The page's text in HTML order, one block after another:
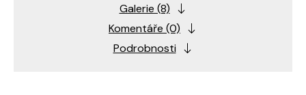
Galerie (8)
Komentáře (0)
Podrobnosti